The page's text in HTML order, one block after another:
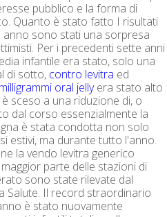
pubblico e la forma di
Quanto è stato fatto I risultati
anno sono stati una sorpresa
Per i precedenti sette anni
infantile era stato, solo una
di sotto, contro levitra ed
oral jellyera stato alto
sceso a una riduzione di, o
dal corso essenzialmente la
è stata condotta non solo
estivi, ma durante tutto l'anno.
la vendo levitra generico
maggior parte delle stazioni di
sono state rilevate dal
Salute. Il record straordinario
è stato nuovamente